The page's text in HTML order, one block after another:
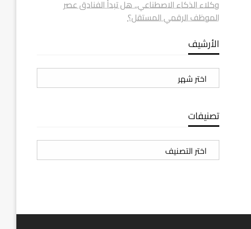
وكلاء الذكاء الاصطناعي.. هل تبدأ الفنادق عصر
الموظف الرقمي المستقل؟
الأرشيف
الأرشيف
تصنيفات
تصنيفات